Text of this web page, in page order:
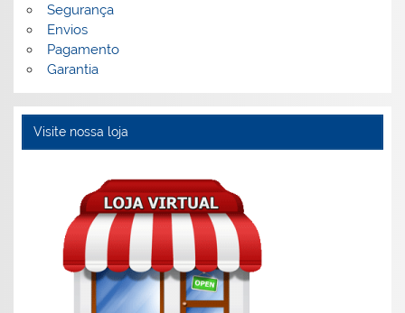
Segurança
Envios
Pagamento
Garantia
Visite nossa loja